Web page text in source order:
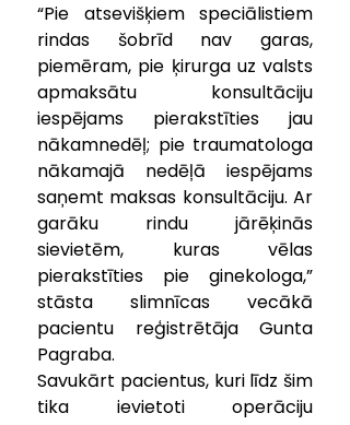
“Pie atsevišķiem speciālistiem
rindas šobrīd nav garas,
piemēram, pie ķirurga uz valsts
apmaksātu konsultāciju
iespējams pierakstīties jau
nākamnedēļ; pie traumatologa
nākamajā nedēļā iespējams
saņemt maksas konsultāciju. Ar
garāku rindu jārēķinās
sievietēm, kuras vēlas
pierakstīties pie ginekologa,”
stāsta slimnīcas vecākā
pacientu reģistrētāja Gunta
Pagraba.
Savukārt pacientus, kuri līdz šim
tika ievietoti operāciju